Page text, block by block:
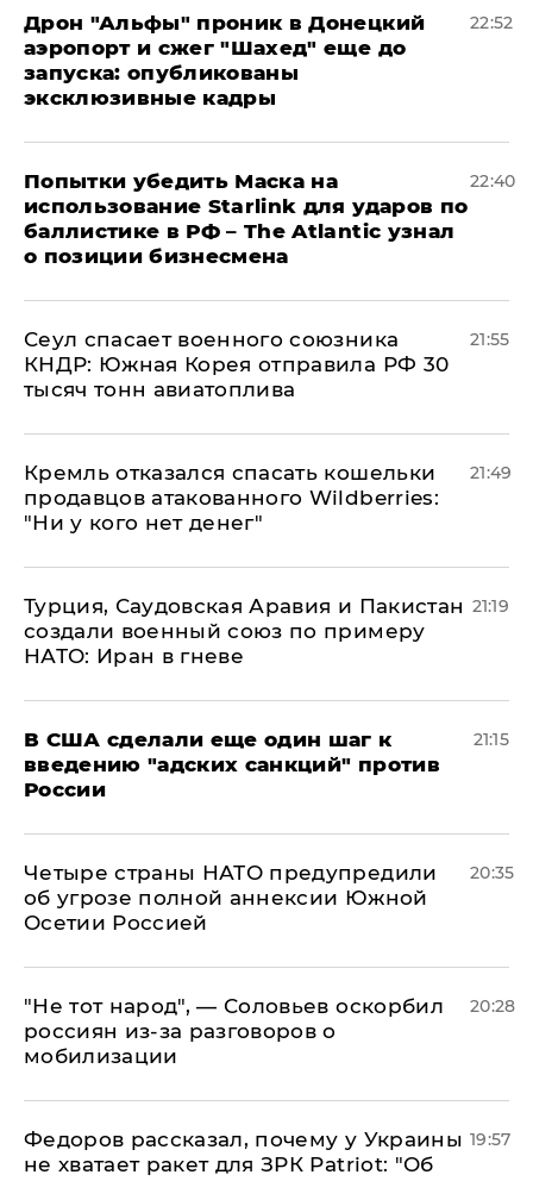
Дрон "Альфы" проник в Донецкий
аэропорт и сжег "Шахед" еще до
запуска: опубликованы
эксклюзивные кадры
22:52
Попытки убедить Маска на
использование Starlink для ударов по
баллистике в РФ – The Atlantic узнал
о позиции бизнесмена
22:40
​Сеул спасает военного союзника
КНДР: Южная Корея отправила РФ 30
тысяч тонн авиатоплива
21:55
Кремль отказался спасать кошельки
продавцов атакованного Wildberries:
"Ни у кого нет денег"
21:49
Турция, Саудовская Аравия и Пакистан
создали военный союз по примеру
НАТО: Иран в гневе
21:19
В США сделали еще один шаг к
введению "адских санкций" против
России
21:15
Четыре страны НАТО предупредили
об угрозе полной аннексии Южной
Осетии Россией
20:35
​"Не тот народ", — Соловьев оскорбил
россиян из-за разговоров о
мобилизации
20:28
Федоров рассказал, почему у Украины
не хватает ракет для ЗРК Patriot: "Об
19:57